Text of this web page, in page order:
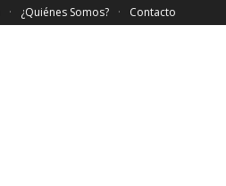
¿Quiénes Somos? Contacto